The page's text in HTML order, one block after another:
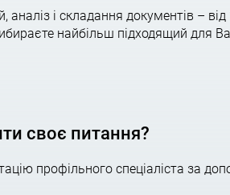
аналіз і складання документів –
найбільш підходящий для
своє питання?
профільного спеціаліста за